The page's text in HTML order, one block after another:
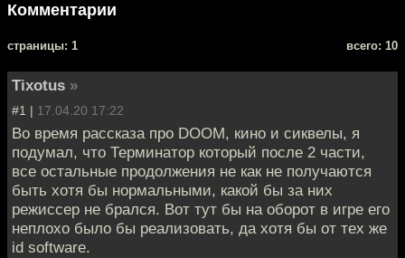
Комментарии
cтраницы: 1 всего: 10
Tixotus »
#1 | 17.04.20 17:22
Во время рассказа про DOOM, кино и сиквелы, я
подумал, что Терминатор который после 2 части,
все остальные продолжения не как не получаются
быть хотя бы нормальными, какой бы за них
режиссер не брался. Вот тут бы на оборот в игре его
неплохо было бы реализовать, да хотя бы от тех же
id software.